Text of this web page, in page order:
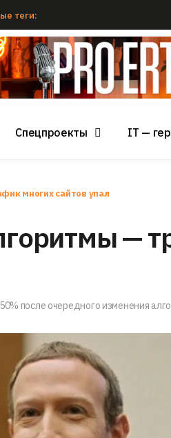
теги:
Спецпроекты IT —
многих сайтов упал
—
после очередного изменения